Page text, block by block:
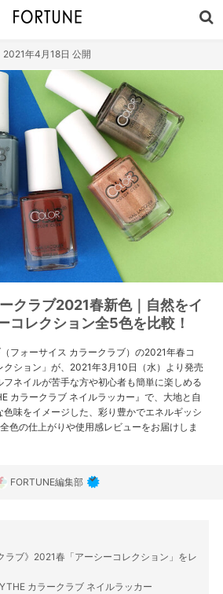
2021年4月18日 公開
クラブ2021春新色｜自然をイ
コレクション全5色を比較！
フォーサイス カラークラブ）の2021年春コ
クション」が、2021年3月10日（水）より発売
ネイルが苦手な方や初心者も簡単に楽しめる
カラークラブ ネイルラッカー』で、大地と自
味をイメージした、彩り豊かでエネルギッシ
色の仕上がりや使用感レビューをお届けしま
FORTUNE編集部
ラブ》2021春「アーシーコレクション」をレ
カラークラブ ネイルラッカー